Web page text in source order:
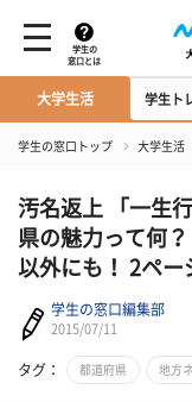
学生の
窓口とは
大学生活 学生ト
学生の窓口トップ 大学生活
汚名返上 「一生
県の魅力って何
以外にも！ 2ペー
学生の窓口編集部
2015/07/11
タグ： 都道府県 地方